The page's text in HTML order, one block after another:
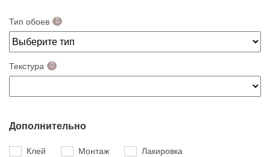
Тип обоев
Текстура
Дополнительно
Клей Монтаж Лакировка